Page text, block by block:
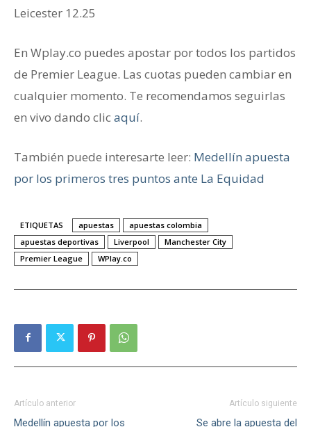
Leicester 12.25
En Wplay.co puedes apostar por todos los partidos
de Premier League. Las cuotas pueden cambiar en
cualquier momento. Te recomendamos seguirlas
en vivo dando clic aquí.
También puede interesarte leer: Medellín apuesta
por los primeros tres puntos ante La Equidad
ETIQUETAS apuestas
apuestas colombia
apuestas deportivas
Liverpool
Manchester City
Premier League
WPlay.co
Artículo anterior
Medellín apuesta por los
Artículo siguiente
Se abre la apuesta del